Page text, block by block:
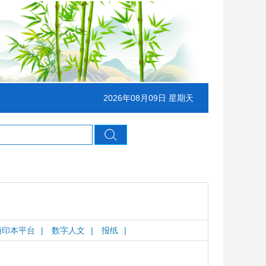
2026年08月09日 星期天
印本平台 | 数字人文 | 报纸 |